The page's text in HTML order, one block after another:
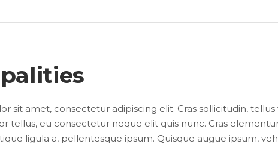
sit amet, consectetur adipiscing elit. Cras sollicitudin,
tellus, eu consectetur neque elit quis nunc. Cras
ligula a, pellentesque ipsum. Quisque augue ipsum,